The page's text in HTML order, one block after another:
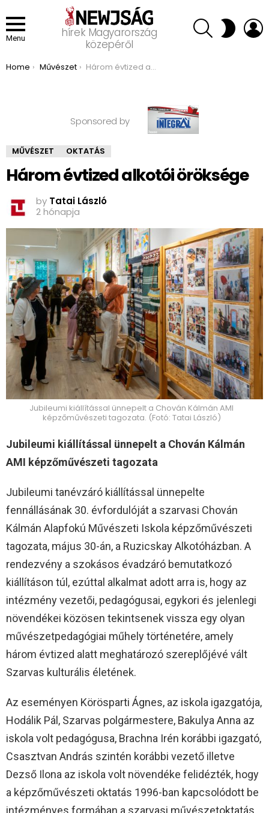
Menu
hírek Magyarország
közepéről
SEARCH SWITCH
SKIN
You are here:
Home Művészet Három évtized alkotói öröksége
Sponsored by
MŰVÉSZET OKTATÁS
Három évtized alkotói öröksége
by Tatai László
2 hónapja
Jubileumi kiállítással ünnepelt a Chován Kálmán AMI
képzőművészeti tagozata. (Fotó: Tatai László)
Jubileumi kiállítással ünnepelt a Chován Kálmán
AMI képzőművészeti tagozata
Jubileumi tanévzáró kiállítással ünnepelte
fennállásának 30. évfordulóját a szarvasi Chován
Kálmán Alapfokú Művészeti Iskola képzőművészeti
tagozata, május 30-án, a Ruzicskay Alkotóházban. A
rendezvény a szokásos évadzáró bemutatkozó
kiállításon túl, ezúttal alkalmat adott arra is, hogy az
intézmény vezetői, pedagógusai, egykori és jelenlegi
növendékei közösen tekintsenek vissza egy olyan
művészetpedagógiai műhely történetére, amely
három évtized alatt meghatározó szereplőjévé vált
Szarvas kulturális életének.
Az eseményen Körösparti Ágnes, az iskola igazgatója,
Hodálik Pál, Szarvas polgármestere, Bakulya Anna az
iskola volt pedagógusa, Brachna Irén korábbi igazgató,
Csasztvan András szintén korábbi vezető illetve
Dezső Ilona az iskola volt növendéke felidézték, hogy
a képzőművészeti oktatás 1996-ban kapcsolódott be
intézményes formában a szarvasi művészetoktatás